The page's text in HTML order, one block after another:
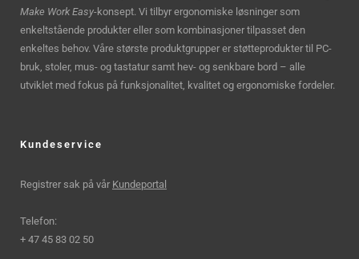
Make Work Easy-konsept. Vi tilbyr ergonomiske løsninger som
enkeltstående produkter eller som kombinasjoner tilpasset den
enkeltes behov. Våre største produktgrupper er støtteprodukter til PC-
bruk, stoler, mus- og tastatur samt hev- og senkbare bord – alle
utviklet med fokus på funksjonalitet, kvalitet og ergonomiske fordeler.
Kundeservice
Registrer sak på vår Kundeportal
Telefon:
+ 47 45 83 02 50